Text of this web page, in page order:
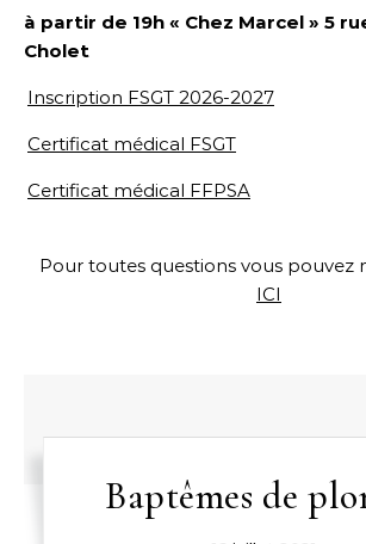
à partir de 19h « Chez Marcel » 5
Cholet
Inscription FSGT 2026-2027
Certificat médical FSGT
Certificat médical FFPSA
Pour toutes questions vous pouvez
ICI
Baptêmes de